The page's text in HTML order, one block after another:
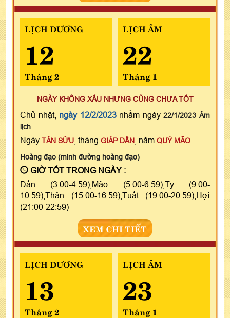
LỊCH DƯƠNG
12
Tháng 2
LỊCH ÂM
22
Tháng 1
NGÀY KHÔNG XẤU NHƯNG CŨNG CHƯA TỐT
Chủ nhật, ngày 12/2/2023nhằm ngày22/1/2023 Âm
lịch
Ngày TÂN SỬU , tháng GIÁP DẦN , năm QUÝ MÃO
Hoàng đạo (minh đường hoàng đạo)
GIỜ TỐT TRONG NGÀY :
Dần (3:00-4:59),Mão (5:00-6:59),Tỵ (9:00-
10:59),Thân (15:00-16:59),Tuất (19:00-20:59),Hợi
(21:00-22:59)
XEM CHI TIẾT
LỊCH DƯƠNG
13
Tháng 2
LỊCH ÂM
23
Tháng 1